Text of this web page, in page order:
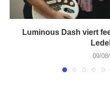
Luminous Dash viert
09/